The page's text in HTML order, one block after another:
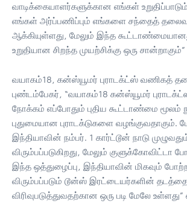
வாடிக்கையாளர்களுக்கான எங்கள்
எங்கள் அர்ப்பணிப்பும் எங்களை சந்தைத்
ஆக்கியுள்ளது, மேலும் இந்த
உறுதியான சிறந்த முயற்சிக்கு ஒரு
வயாகம்18, கன்ஸ்யூமர் புராடக்ட்ஸ் வணிகத்
புண்டம்பேகர், “வயாகம்18 கன்ஸ்யூமர்
நோக்கம் எப்போதும் புதிய கூட்டாண்மை மூலம்
புதுமையான புராடக்டுகளை வழங்குவதாகும்.
இந்தியாவின் நம்பர். 1 கார்ட்டூன் நாடு
விரும்பப்படுகிறது, மேலும்
இந்த ஒத்துழைப்பு, இந்தியாவின் மிகவும்
விரும்பப்படும் டூன்ஸ் இரட்டையர்களின்
விரிவுபடுத்துவதற்கான ஒரு படி மேலே